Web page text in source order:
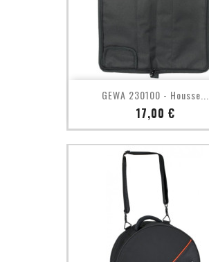
GEWA 230100 - Housse...
Prix
17,00 €